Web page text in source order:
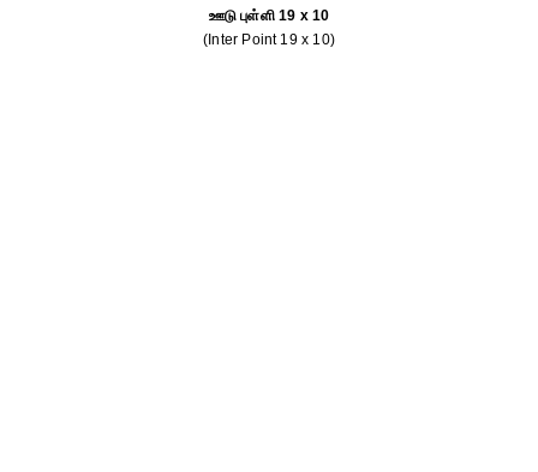
ஊடு புள்ளி 19 x 10
(Inter Point 19 x 10)